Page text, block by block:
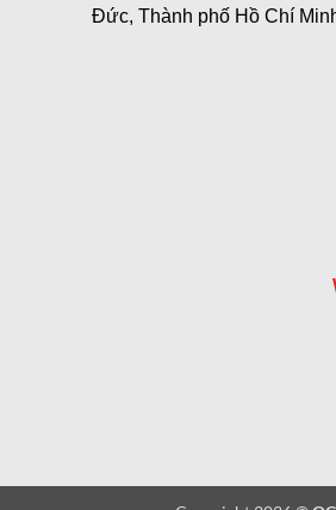
Đức, Thành phố Hồ Chí